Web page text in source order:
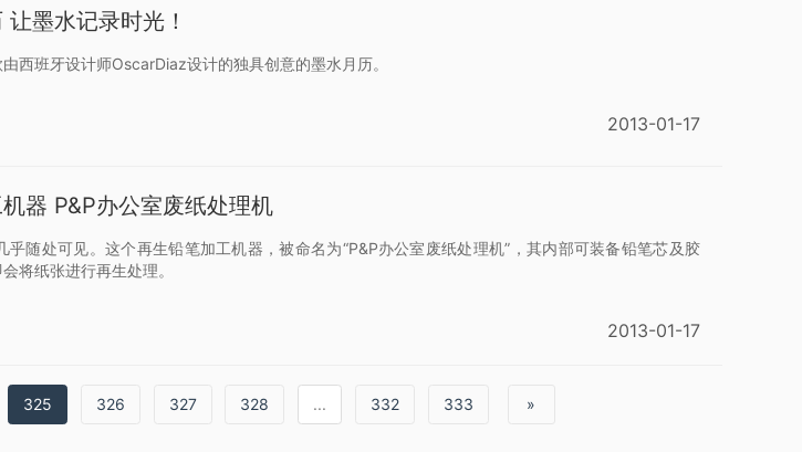
墨水记录时光！
西班牙设计师OscarDiaz设计的独具创意的墨水月历。
2013-01-17
器 P&P办公室废纸处理机
随处可见。这个再生铅笔加工机器，被命名为“P&P办公室废纸处理机”，其内部可装备铅笔芯及胶
将纸张进行再生处理。
2013-01-17
325 326 327 328 ... 332 333 »